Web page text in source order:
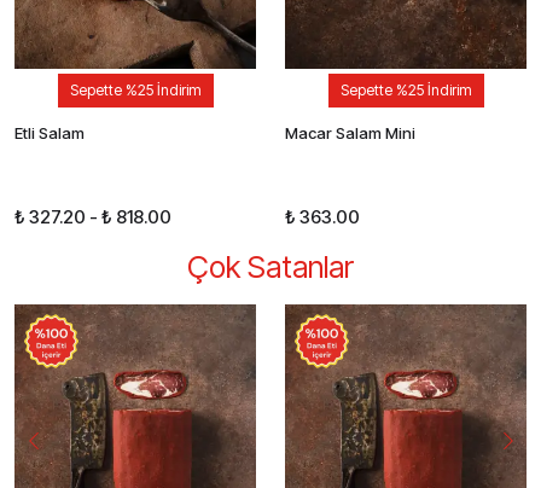
Sepette %25 İndirim
Etli Salam
₺ 327.20 - ₺ 818.00
Sepette %25 İndirim
Macar Salam Mini
₺ 363.00
Çok Satanlar